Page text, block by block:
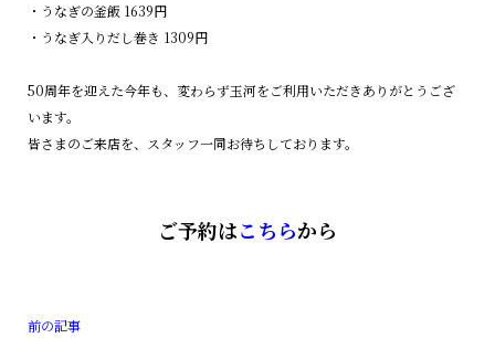
・うなぎの釜飯 1639円
・うなぎ入りだし巻き 1309円
50周年を迎えた今年も、変わらず玉河をご利用いただきありがとうござ
います。
皆さまのご来店を、スタッフ一同お待ちしております。
ご予約はこちらから
前の記事